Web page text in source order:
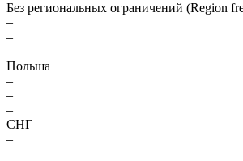
Без региональных ограничений (Region
–
–
–
Польша
–
–
–
СНГ
–
–